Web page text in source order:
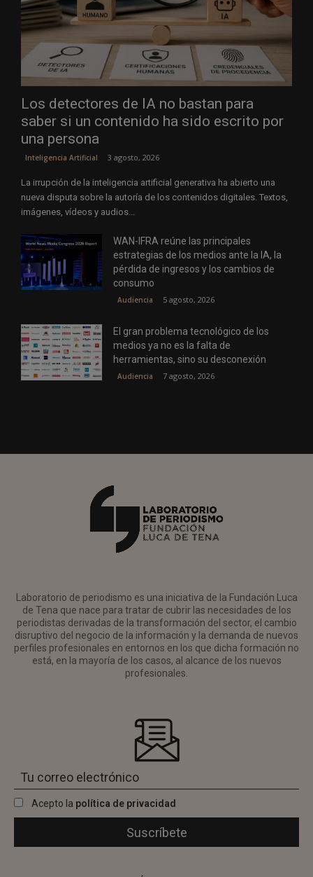
Los detectores de IA no bastan para
saber si un contenido ha sido escrito por
una persona
Inteligencia Artificial 3 agosto, 2026
La irrupción de la inteligencia artificial generativa ha abierto una
nueva disputa sobre la autoría de los contenidos digitales. Textos,
imágenes, vídeos y audios...
WAN-IFRA reúne las principales
estrategias de los medios ante la IA, la
pérdida de ingresos y los cambios de
consumo
Audiencia 5 agosto, 2026
El gran problema tecnológico de los
medios ya no es la falta de
herramientas, sino su desconexión
Audiencia 7 agosto, 2026
Laboratorio de periodismo es una iniciativa de la Fundación Luca
de Tena que nace para tratar de cubrir las necesidades de los
periodistas derivadas de la transformación del sector, el cambio
disruptivo del negocio de la información y la demanda de nuevos
perfiles profesionales en entornos en los que dicha formación no
está, en la mayoría de los casos, al alcance de los nuevos
profesionales.
Acepto la política de privacidad